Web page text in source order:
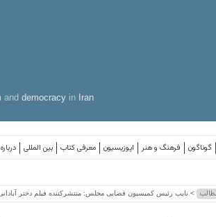
and democracy in Iran
بین المللی معرفی کتاب اپوزیسیون فرهنگ و هنر گوناگون
> نایب‌ رئیس کمیسیون قضایی مجلس: منتشرکننده فیلم دختر